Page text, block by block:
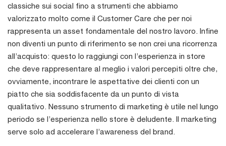
classiche sui social fino a strumenti che abbiamo
valorizzato molto come il Customer Care che per noi
rappresenta un asset fondamentale del nostro lavoro. Infine
non diventi un punto di riferimento se non crei una ricorrenza
all’acquisto: questo lo raggiungi con l’esperienza in store
che deve rappresentare al meglio i valori percepiti oltre che,
ovviamente, incontrare le aspettative dei clienti con un
piatto che sia soddisfacente da un punto di vista
qualitativo. Nessuno strumento di marketing è utile nel lungo
periodo se l’esperienza nello store è deludente. Il marketing
serve solo ad accelerare l’awareness del brand.